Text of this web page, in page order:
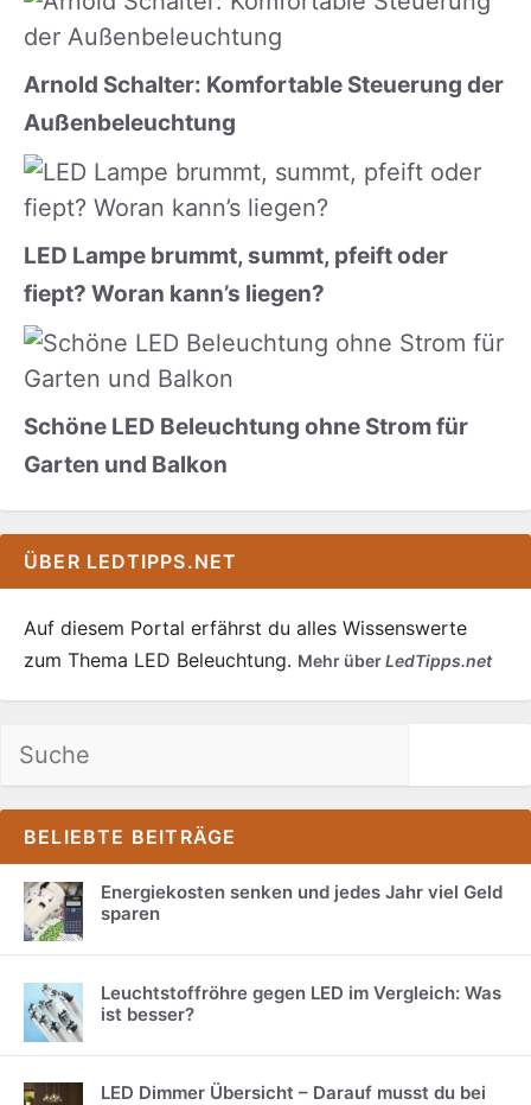
Arnold Schalter: Komfortable Steuerung der
Außenbeleuchtung
LED Lampe brummt, summt, pfeift oder
fiept? Woran kann’s liegen?
Schöne LED Beleuchtung ohne Strom für
Garten und Balkon
ÜBER LEDTIPPS.NET
Auf diesem Portal erfährst du alles Wissenswerte
zum Thema LED Beleuchtung. Mehr überLedTipps.net
Suchen
BELIEBTE BEITRÄGE
Energiekosten senken und jedes Jahr viel Geld
sparen
Leuchtstoffröhre gegen LED im Vergleich: Was
ist besser?
LED Dimmer Übersicht – Darauf musst du bei